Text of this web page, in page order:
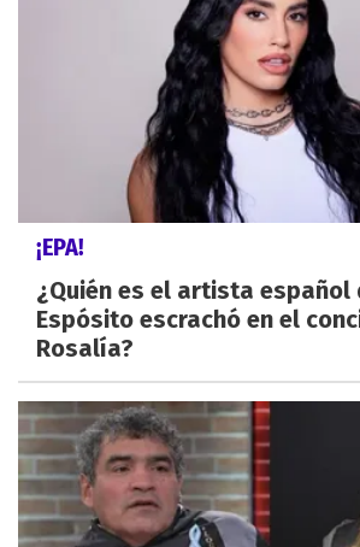
¡EPA!
¿Quién es el artista español
Espósito escrachó en el
Rosalía?